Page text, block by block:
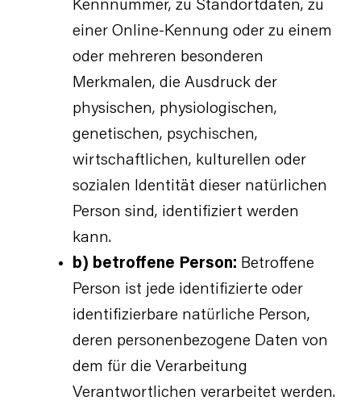
Kennnummer, zu Standortdaten, zu
einer Online-Kennung oder zu einem
oder mehreren besonderen
Merkmalen, die Ausdruck der
physischen, physiologischen,
genetischen, psychischen,
wirtschaftlichen, kulturellen oder
sozialen Identität dieser natürlichen
Person sind, identifiziert werden
kann.
b) betroffene Person: Betroffene
Person ist jede identifizierte oder
identifizierbare natürliche Person,
deren personenbezogene Daten von
dem für die Verarbeitung
Verantwortlichen verarbeitet werden.